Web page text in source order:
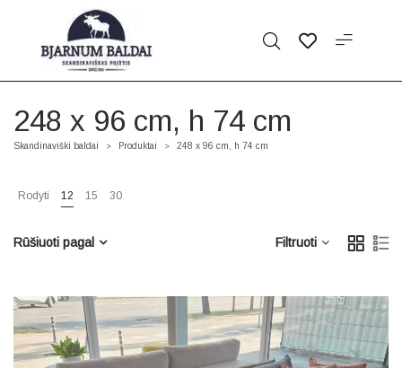
248 x 96 cm, h 74 cm
Skandinaviški baldai > Produktai > 248 x 96 cm, h 74 cm
Rodyti 12 15 30
Filtruoti
Rūšiuoti pagal